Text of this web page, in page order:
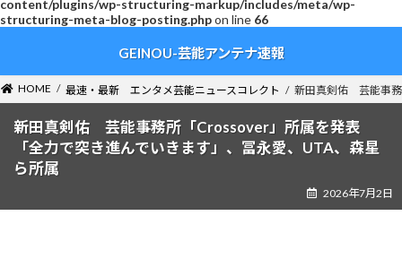
content/plugins/wp-structuring-markup/includes/meta/wp-
structuring-meta-blog-posting.phpon line 66
ン
ツ
ー
シ
GEINOU-芸能アンテナ速報
HOME 最速・最新 エンタメ芸能ニュースコレクト 新田真剣佑 芸能事務
新田真剣佑 芸能事務所「Crossover」所属を発表
「全力で突き進んでいきます」、冨永愛、UTA、森星
ら所属
2026年7月2日